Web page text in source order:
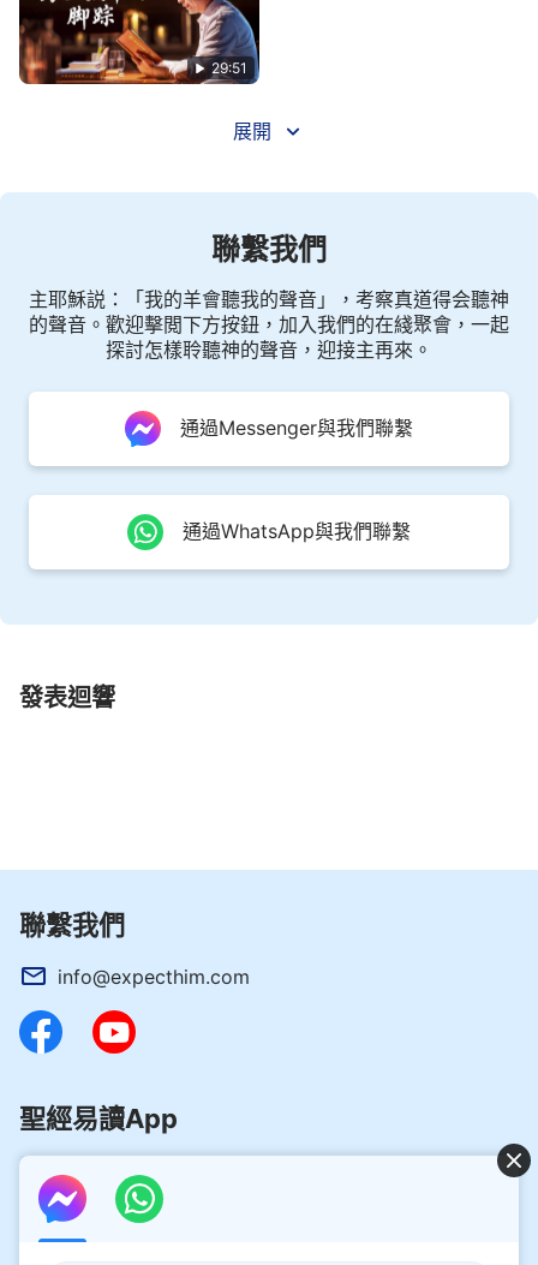
29:51
展開
聯繫我們
主耶穌説：「我的羊會聽我的聲音」，考察真道得会聽神
的聲音。歡迎擊閲下方按鈕，加入我們的在綫聚會，一起
探討怎樣聆聽神的聲音，迎接主再來。
通過Messenger與我們聯繫
通過WhatsApp與我們聯繫
發表迴響
聯繫我們
info@expecthim.com
聖經易讀App